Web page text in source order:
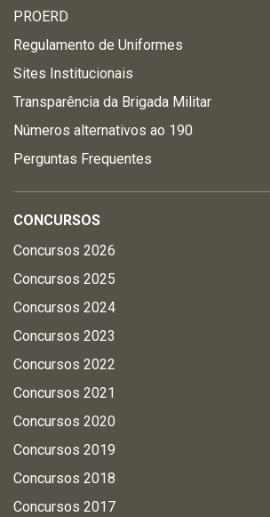
PROERD
Regulamento de Uniformes
Sites Institucionais
Transparência da Brigada Militar
Números alternativos ao 190
Perguntas Frequentes
CONCURSOS
Concursos 2026
Concursos 2025
Concursos 2024
Concursos 2023
Concursos 2022
Concursos 2021
Concursos 2020
Concursos 2019
Concursos 2018
Concursos 2017